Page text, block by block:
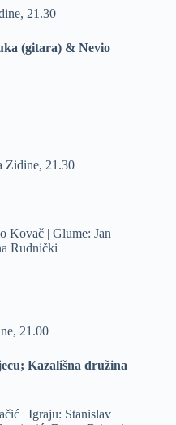
21.30
(gitara) & Nevio
Zidine, 21.30
Kovač | Glume: Jan
Rudnički |
21.00
Kazališna družina
| Igraju: Stanislav